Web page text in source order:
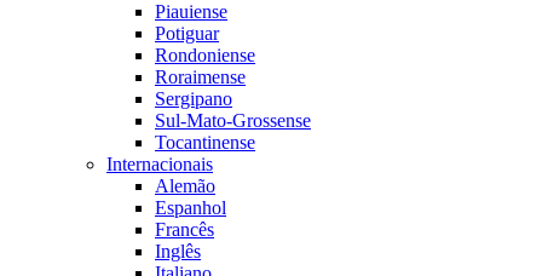
Piauiense
Potiguar
Rondoniense
Roraimense
Sergipano
Sul-Mato-Grossense
Tocantinense
Internacionais
Alemão
Espanhol
Francês
Inglês